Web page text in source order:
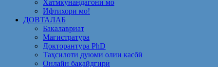
Хатмкунандагони мо
Ифтихори мо!
ДОВТАЛАБ
Бакалавриат
Магистратура
Докторантура PhD
Таҳсилоти дуюми олии касбӣ
Онлайн бақайдгирӣ